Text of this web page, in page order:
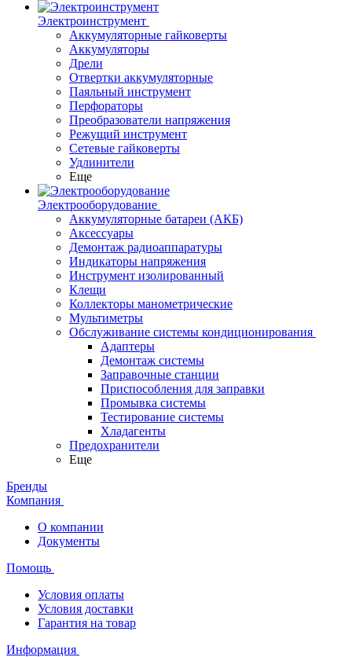
Электроинструмент
Аккумуляторные гайковерты
Аккумуляторы
Дрели
Отвертки аккумуляторные
Паяльный инструмент
Перфораторы
Преобразователи напряжения
Режущий инструмент
Сетевые гайковерты
Удлинители
Еще
Электрооборудование
Аккумуляторные батареи (АКБ)
Аксессуары
Демонтаж радиоаппаратуры
Индикаторы напряжения
Инструмент изолированный
Клещи
Коллекторы манометрические
Мультиметры
Обслуживание системы кондиционирования
Адаптеры
Демонтаж системы
Заправочные станции
Приспособления для заправки
Промывка системы
Тестирование системы
Хладагенты
Предохранители
Еще
Бренды
Компания
О компании
Документы
Помощь
Условия оплаты
Условия доставки
Гарантия на товар
Информация